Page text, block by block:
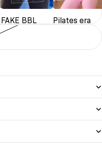
FAKE BBL Pilates era